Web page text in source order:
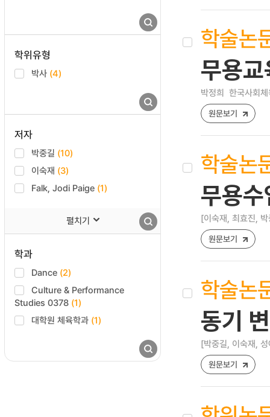
학위유형
박사 (4)
저자
박중길 (10)
이숙재 (3)
Falk, Jodi Paige (1)
펼치기
학과
Dance (2)
Culture & Performance
Studies 0378 (1)
대학원 체육학과 (1)
학술논
무용
박정희 한국사회
원문보기
학술논
무용
[이숙재, 최효진,
원문보기
학술논
동기
[박중길, 이숙재,
원문보기